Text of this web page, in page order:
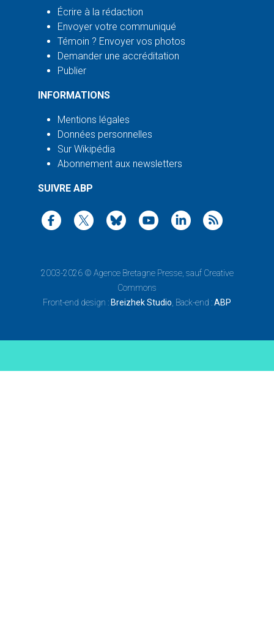
Écrire à la rédaction
Envoyer votre communiqué
Témoin ? Envoyer vos photos
Demander une accréditation
Publier
INFORMATIONS
Mentions légales
Données personnelles
Sur Wikipédia
Abonnement aux newsletters
SUIVRE ABP
2003-2026 © Agence Bretagne Presse, sauf Creative
Commons
Front-end design : Breizhek Studio , Back-end :ABP